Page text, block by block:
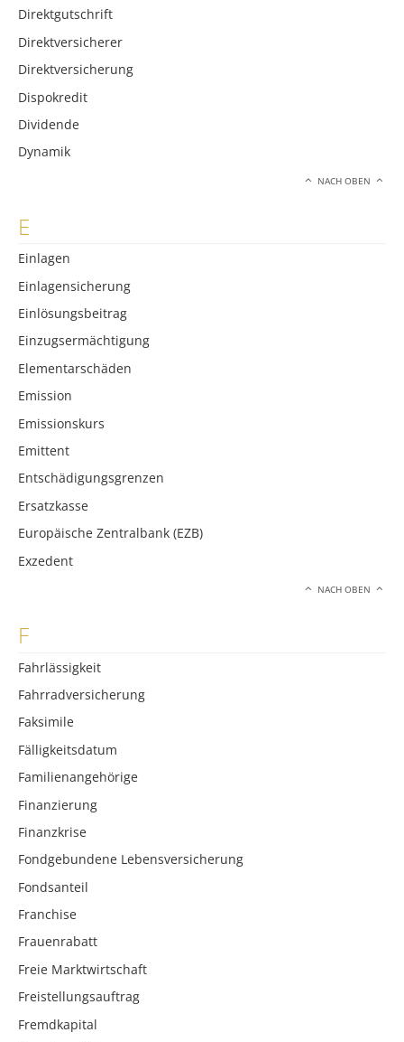
Direktgutschrift
Direktversicherer
Direktversicherung
Dispokredit
Dividende
Dynamik
NACH OBEN
E
Einlagen
Einlagensicherung
Einlösungsbeitrag
Einzugsermächtigung
Elementarschäden
Emission
Emissionskurs
Emittent
Entschädigungsgrenzen
Ersatzkasse
Europäische Zentralbank (EZB)
Exzedent
NACH OBEN
F
Fahrlässigkeit
Fahrradversicherung
Faksimile
Fälligkeitsdatum
Familienangehörige
Finanzierung
Finanzkrise
Fondgebundene Lebensversicherung
Fondsanteil
Franchise
Frauenrabatt
Freie Marktwirtschaft
Freistellungsauftrag
Fremdkapital